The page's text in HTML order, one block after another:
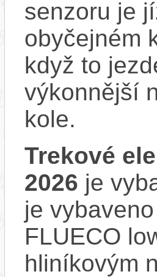
senzoru je
obyčejném
když to
výkonnější
kole.
Trekové
2026 je
je
FLUECO
hliníkovým